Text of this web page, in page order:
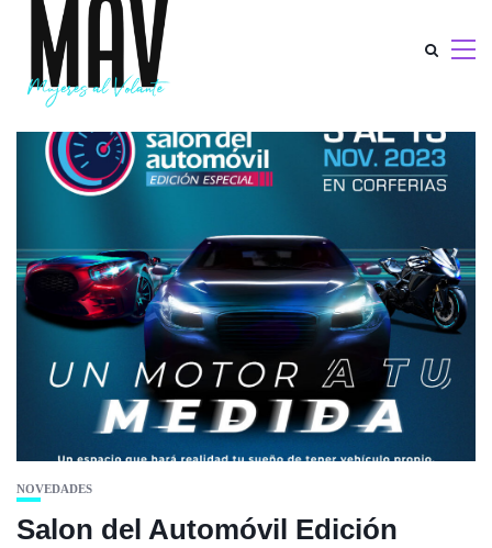
NOVEDADES
Salon del Automóvil Edición